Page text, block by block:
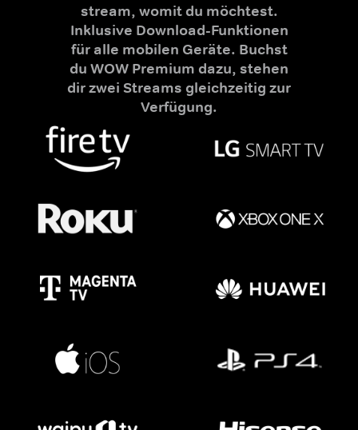
stream, womit du möchtest.
Inklusive Download-Funktionen
für alle mobilen Geräte. Buchst
du WOW Premium dazu, stehen
dir zwei Streams gleichzeitig zur
Verfügung.